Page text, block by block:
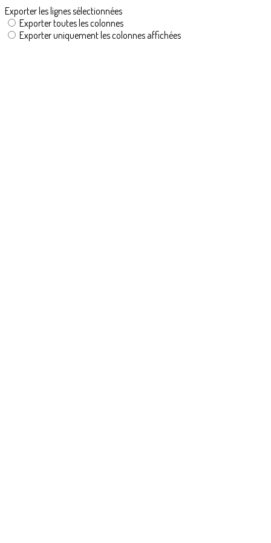
Exporter les lignes sélectionnées
Exporter toutes les colonnes
Exporter uniquement les colonnes affichées